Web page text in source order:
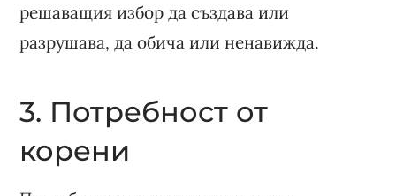
решаващия избор да създава или
разрушава, да обича или ненавижда.
3. Потребност от
корени